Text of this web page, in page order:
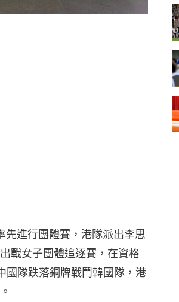
先進行團體賽，港隊派出李思
戰女子團體追逐賽，在資格
隊跌落銅牌戰鬥韓國隊，港